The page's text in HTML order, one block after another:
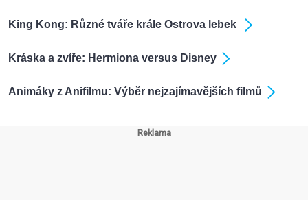
King Kong: Různé tváře krále Ostrova lebek
Kráska a zvíře: Hermiona versus Disney
Animáky z Anifilmu: Výběr nejzajímavějších filmů